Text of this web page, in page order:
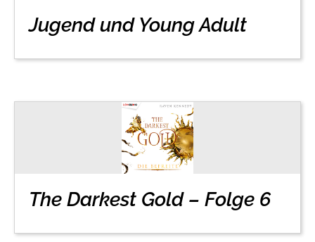
Jugend und Young Adult
The Darkest Gold – Folge 6